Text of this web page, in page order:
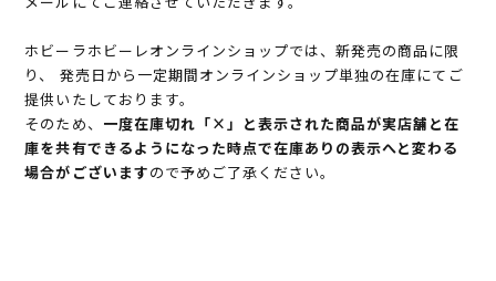
ホビーラホビーレオンラインショップでは、新発売の商品に限
り、 発売日から一定期間オンラインショップ単独の在庫にてご
提供いたしております。
そのため、 一度在庫切れ「×」と表示された商品が実店舗と在
庫を共有できるようになった時点で在庫ありの表示へと変わる
場合がございますので予めご了承ください。